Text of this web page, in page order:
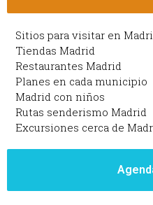
Sitios para visitar en
Tiendas Madrid
Restaurantes Madrid
Planes en cada municipio
Madrid con niños
Rutas senderismo Madrid
Excursiones cerca de